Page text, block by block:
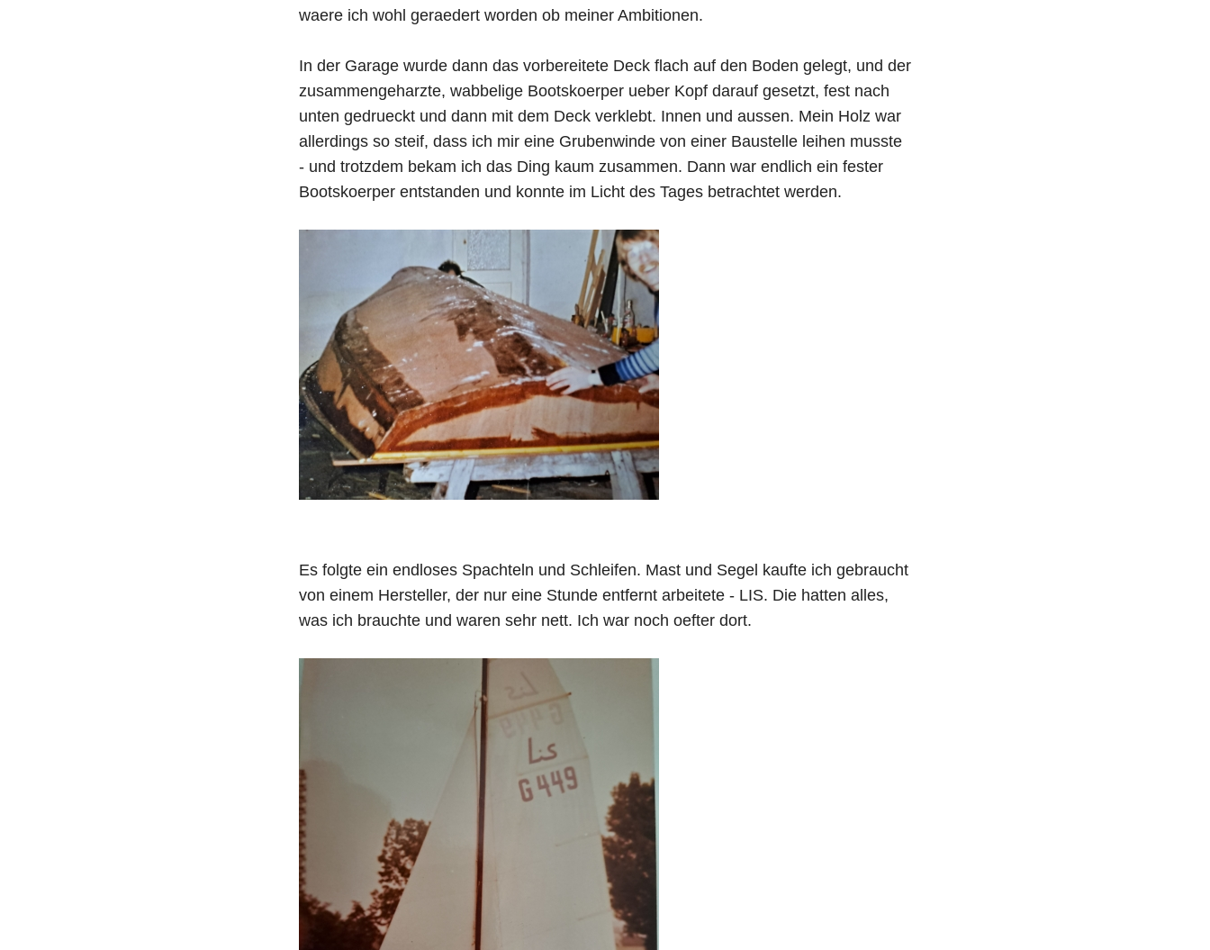
waere ich wohl geraedert worden ob meiner Ambitionen.
In der Garage wurde dann das vorbereitete Deck flach auf den Boden gelegt, und der
zusammengeharzte, wabbelige Bootskoerper ueber Kopf darauf gesetzt, fest nach
unten gedrueckt und dann mit dem Deck verklebt. Innen und aussen. Mein Holz war
allerdings so steif, dass ich mir eine Grubenwinde von einer Baustelle leihen musste
- und trotzdem bekam ich das Ding kaum zusammen. Dann war endlich ein fester
Bootskoerper entstanden und konnte im Licht des Tages betrachtet werden.
Es folgte ein endloses Spachteln und Schleifen. Mast und Segel kaufte ich gebraucht
von einem Hersteller, der nur eine Stunde entfernt arbeitete - LIS. Die hatten alles,
was ich brauchte und waren sehr nett. Ich war noch oefter dort.